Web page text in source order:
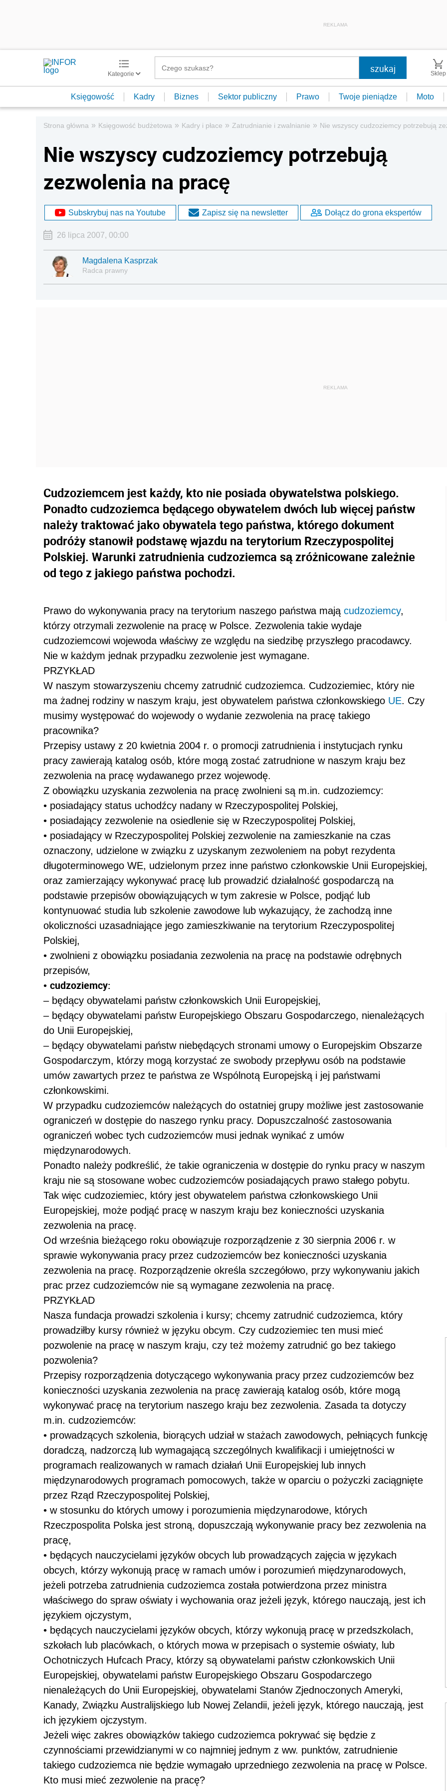
REKLAMA
Kategorie Sklep
Księgowość Kadry Biznes Sektor publiczny Prawo Twoje pieniądze Moto
Strona główna » Księgowość budżetowa » Kadry i płace » Zatrudnianie i zwalnianie » Nie wszyscy cudzoziemcy potrzebują
Nie wszyscy cudzoziemcy potrzebują
zezwolenia na pracę
Subskrybuj nas na Youtube Zapisz się na newsletter Dołącz do grona ekspertów
26 lipca 2007, 00:00
Magdalena Kasprzak
Radca prawny
Cudzoziemcem jest każdy, kto nie posiada obywatelstwa polskiego.
Ponadto cudzoziemca będącego obywatelem dwóch lub więcej państw
należy traktować jako obywatela tego państwa, którego dokument
podróży stanowił podstawę wjazdu na terytorium Rzeczypospolitej
Polskiej. Warunki zatrudnienia cudzoziemca są zróżnicowane zależnie
od tego z jakiego państwa pochodzi.
Prawo do wykonywania pracy na terytorium naszego państwa mają cudzoziemcy,
którzy otrzymali zezwolenie na pracę w Polsce. Zezwolenia takie wydaje
cudzoziemcowi wojewoda właściwy ze względu na siedzibę przyszłego pracodawcy.
Nie w każdym jednak przypadku zezwolenie jest wymagane.
PRZYKŁAD
W naszym stowarzyszeniu chcemy zatrudnić cudzoziemca. Cudzoziemiec, który nie
ma żadnej rodziny w naszym kraju, jest obywatelem państwa członkowskiego UE. Czy
musimy występować do wojewody o wydanie zezwolenia na pracę takiego
pracownika?
Przepisy ustawy z 20 kwietnia 2004 r. o promocji zatrudnienia i instytucjach rynku
pracy zawierają katalog osób, które mogą zostać zatrudnione w naszym kraju bez
zezwolenia na pracę wydawanego przez wojewodę.
Z obowiązku uzyskania zezwolenia na pracę zwolnieni są m.in. cudzoziemcy:
• posiadający status uchodźcy nadany w Rzeczypospolitej Polskiej,
• posiadający zezwolenie na osiedlenie się w Rzeczypospolitej Polskiej,
• posiadający w Rzeczypospolitej Polskiej zezwolenie na zamieszkanie na czas
oznaczony, udzielone w związku z uzyskanym zezwoleniem na pobyt rezydenta
długoterminowego WE, udzielonym przez inne państwo członkowskie Unii Europejskiej,
oraz zamierzający wykonywać pracę lub prowadzić działalność gospodarczą na
podstawie przepisów obowiązujących w tym zakresie w Polsce, podjąć lub
kontynuować studia lub szkolenie zawodowe lub wykazujący, że zachodzą inne
okoliczności uzasadniające jego zamieszkiwanie na terytorium Rzeczypospolitej
Polskiej,
• zwolnieni z obowiązku posiadania zezwolenia na pracę na podstawie odrębnych
przepisów,
• cudzoziemcy:
– będący obywatelami państw członkowskich Unii Europejskiej,
– będący obywatelami państw Europejskiego Obszaru Gospodarczego, nienależących
do Unii Europejskiej,
– będący obywatelami państw niebędących stronami umowy o Europejskim Obszarze
Gospodarczym, którzy mogą korzystać ze swobody przepływu osób na podstawie
umów zawartych przez te państwa ze Wspólnotą Europejską i jej państwami
członkowskimi.
W przypadku cudzoziemców należących do ostatniej grupy możliwe jest zastosowanie
ograniczeń w dostępie do naszego rynku pracy. Dopuszczalność zastosowania
ograniczeń wobec tych cudzoziemców musi jednak wynikać z umów
międzynarodowych.
Ponadto należy podkreślić, że takie ograniczenia w dostępie do rynku pracy w naszym
kraju nie są stosowane wobec cudzoziemców posiadających prawo stałego pobytu.
Tak więc cudzoziemiec, który jest obywatelem państwa członkowskiego Unii
Europejskiej, może podjąć pracę w naszym kraju bez konieczności uzyskania
zezwolenia na pracę.
Od września bieżącego roku obowiązuje rozporządzenie z 30 sierpnia 2006 r. w
sprawie wykonywania pracy przez cudzoziemców bez konieczności uzyskania
zezwolenia na pracę. Rozporządzenie określa szczegółowo, przy wykonywaniu jakich
prac przez cudzoziemców nie są wymagane zezwolenia na pracę.
PRZYKŁAD
Nasza fundacja prowadzi szkolenia i kursy; chcemy zatrudnić cudzoziemca, który
prowadziłby kursy również w języku obcym. Czy cudzoziemiec ten musi mieć
pozwolenie na pracę w naszym kraju, czy też możemy zatrudnić go bez takiego
pozwolenia?
Przepisy rozporządzenia dotyczącego wykonywania pracy przez cudzoziemców bez
konieczności uzyskania zezwolenia na pracę zawierają katalog osób, które mogą
wykonywać pracę na terytorium naszego kraju bez zezwolenia. Zasada ta dotyczy
m.in. cudzoziemców:
• prowadzących szkolenia, biorących udział w stażach zawodowych, pełniących funkcję
doradczą, nadzorczą lub wymagającą szczególnych kwalifikacji i umiejętności w
programach realizowanych w ramach działań Unii Europejskiej lub innych
międzynarodowych programach pomocowych, także w oparciu o pożyczki zaciągnięte
przez Rząd Rzeczypospolitej Polskiej,
• w stosunku do których umowy i porozumienia międzynarodowe, których
Rzeczpospolita Polska jest stroną, dopuszczają wykonywanie pracy bez zezwolenia na
pracę,
• będących nauczycielami języków obcych lub prowadzących zajęcia w językach
obcych, którzy wykonują pracę w ramach umów i porozumień międzynarodowych,
jeżeli potrzeba zatrudnienia cudzoziemca została potwierdzona przez ministra
właściwego do spraw oświaty i wychowania oraz jeżeli język, którego nauczają, jest ich
językiem ojczystym,
• będących nauczycielami języków obcych, którzy wykonują pracę w przedszkolach,
szkołach lub placówkach, o których mowa w przepisach o systemie oświaty, lub
Ochotniczych Hufcach Pracy, którzy są obywatelami państw członkowskich Unii
Europejskiej, obywatelami państw Europejskiego Obszaru Gospodarczego
nienależących do Unii Europejskiej, obywatelami Stanów Zjednoczonych Ameryki,
Kanady, Związku Australijskiego lub Nowej Zelandii, jeżeli język, którego nauczają, jest
ich językiem ojczystym.
Jeżeli więc zakres obowiązków takiego cudzoziemca pokrywać się będzie z
czynnościami przewidzianymi w co najmniej jednym z ww. punktów, zatrudnienie
takiego cudzoziemca nie będzie wymagało uprzedniego zezwolenia na pracę w Polsce.
Kto musi mieć zezwolenie na pracę?